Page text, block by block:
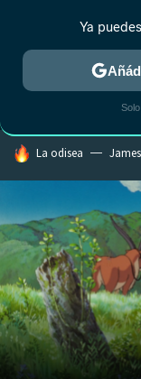
MENÚ
ESTRENOS
HOY SE HABLA DE
La odisea
Ya